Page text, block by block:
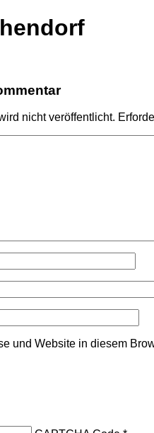
nicht veröffentlicht.
und Website in diesem